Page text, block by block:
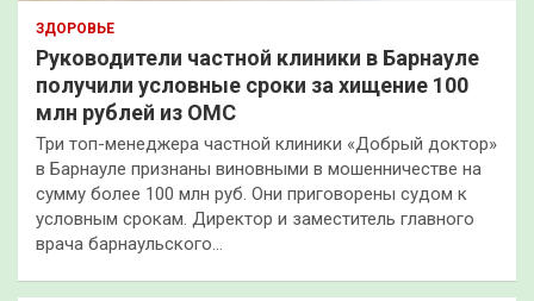
ЗДОРОВЬЕ
Руководители частной клиники в Барнауле
получили условные сроки за хищение 100
млн рублей из ОМС
Три топ-менеджера частной клиники «Добрый доктор»
в Барнауле признаны виновными в мошенничестве на
сумму более 100 млн руб. Они приговорены судом к
условным срокам. Директор и заместитель главного
врача барнаульского…